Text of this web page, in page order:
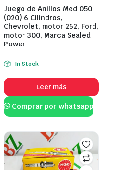
Juego de Anillos Med 050
(020) 6 Cilindros,
Chevrolet, motor 262, Ford,
motor 300, Marca Sealed
Power
In Stock
Leer más
Comprar por whatsapp